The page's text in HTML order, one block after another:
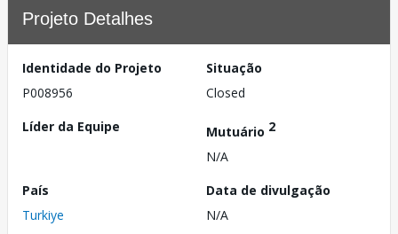
Projeto Detalhes
Identidade do Projeto
P008956
Situação
Closed
Líder da Equipe
Mutuário 2
N/A
País
Turkiye
Data de divulgação
N/A